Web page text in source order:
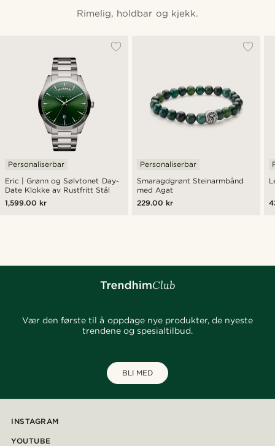
Rimelig, holdbar og kjekk.
Eric | Grønn og Sølvtonet Day-
Date Klokke av Rustfritt Stål
Personaliserbar
1,599.00 kr
Smaragdgrønt Steinarmbånd
med Agat
Personaliserbar
229.00 kr
Vær den første til å oppdage nye produkter, de nyeste
trendene og spesialtilbud.
BLI MED
INSTAGRAM
YOUTUBE